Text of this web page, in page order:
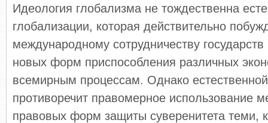
Идеология глобализма не тождественна
глобализации, которая действительно
международному сотрудничеству
новых форм приспособления различных
всемирным процессам. Однако
противоречит правомерное использование
правовых форм защиты суверенитета теми,